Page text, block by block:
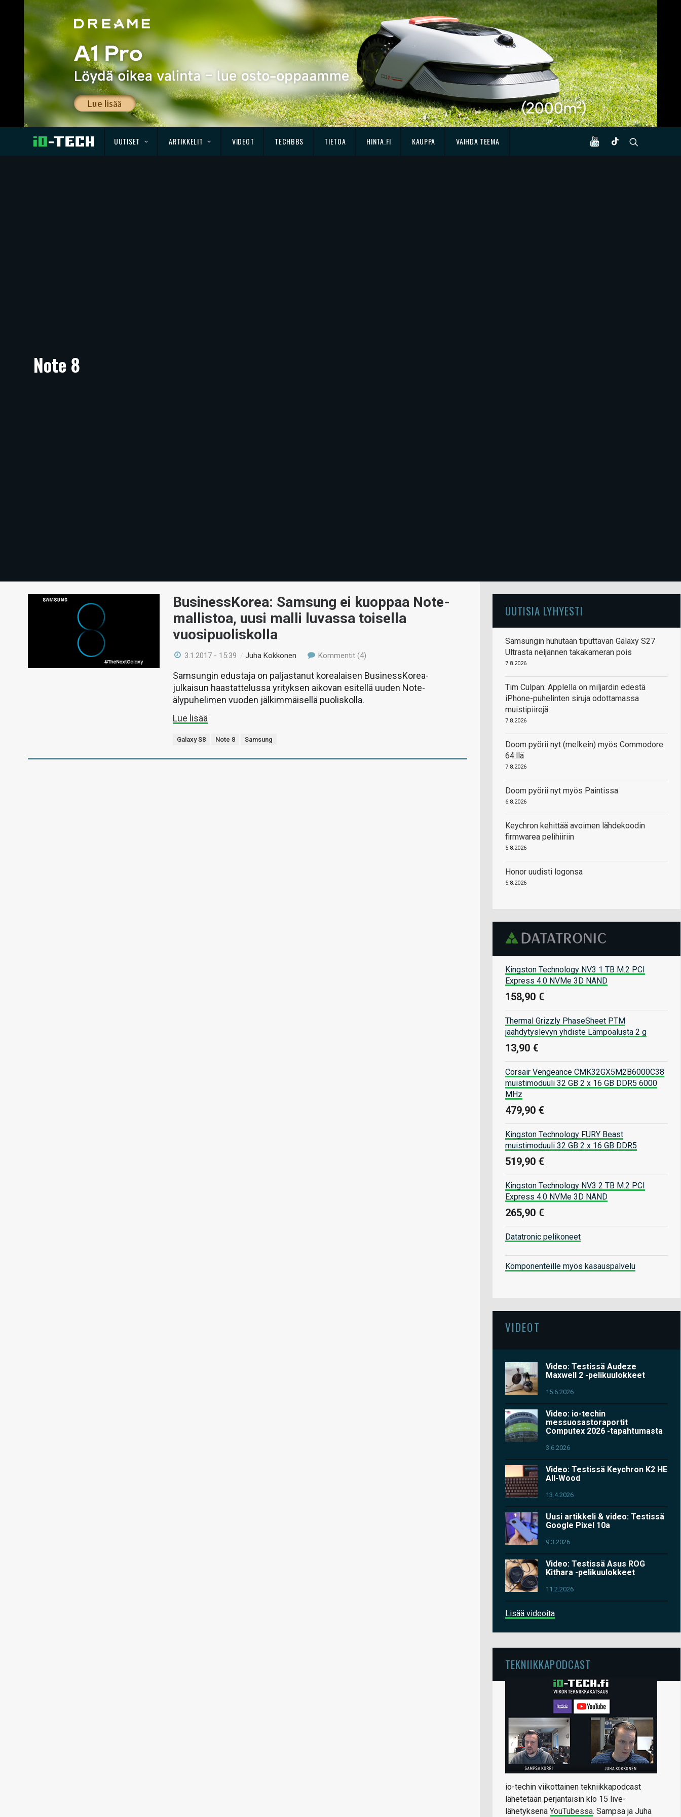
UUTISET ARTIKKELIT VIDEOT TECHBBS TIETOA HINTA.FI KAUPPA VAIHDA TEEMA
Note 8
BusinessKorea: Samsung ei kuoppaa Note-
mallistoa, uusi malli luvassa toisella
vuosipuoliskolla
3.1.2017 - 15:39 /Juha Kokkonen Kommentit (4)
Samsungin edustaja on paljastanut korealaisen BusinessKorea-
julkaisun haastattelussa yrityksen aikovan esitellä uuden Note-
älypuhelimen vuoden jälkimmäisellä puoliskolla.
Lue lisää
Galaxy S8 Note 8 Samsung
UUTISIA LYHYESTI
Samsungin huhutaan tiputtavan Galaxy S27
Ultrasta neljännen takakameran pois
7.8.2026
Tim Culpan: Applella on miljardin edestä
iPhone-puhelinten siruja odottamassa
muistipiirejä
7.8.2026
Doom pyörii nyt (melkein) myös Commodore
64:llä
7.8.2026
Doom pyörii nyt myös Paintissa
6.8.2026
Keychron kehittää avoimen lähdekoodin
firmwarea pelihiiriin
5.8.2026
Honor uudisti logonsa
5.8.2026
Kingston Technology NV3 1 TB M.2 PCI
Express 4.0 NVMe 3D NAND
158,90 €
Thermal Grizzly PhaseSheet PTM
jäähdytyslevyn yhdiste Lämpöalusta 2 g
13,90 €
Corsair Vengeance CMK32GX5M2B6000C38
muistimoduuli 32 GB 2 x 16 GB DDR5 6000
MHz
479,90 €
Kingston Technology FURY Beast
muistimoduuli 32 GB 2 x 16 GB DDR5
519,90 €
Kingston Technology NV3 2 TB M.2 PCI
Express 4.0 NVMe 3D NAND
265,90 €
Datatronic pelikoneet
Komponenteille myös kasauspalvelu
VIDEOT
Video: Testissä Audeze
Maxwell 2 -pelikuulokkeet
15.6.2026
Video: io-techin
messuosastoraportit
Computex 2026 -tapahtumasta
3.6.2026
Video: Testissä Keychron K2 HE
All-Wood
13.4.2026
Uusi artikkeli & video: Testissä
Google Pixel 10a
9.3.2026
Video: Testissä Asus ROG
Kithara -pelikuulokkeet
11.2.2026
Lisää videoita
TEKNIIKKAPODCAST
io-techin viikottainen tekniikkapodcast
lähetetään perjantaisin klo 15 live-
lähetyksenä YouTubessa. Sampsa ja Juha